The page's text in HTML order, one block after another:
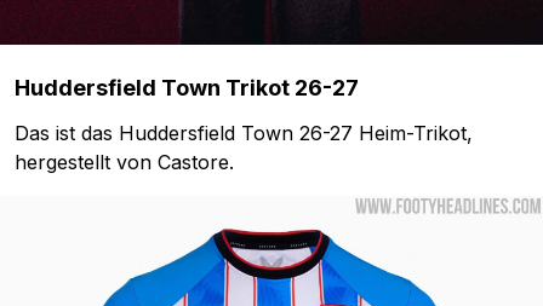
Huddersfield Town Trikot 26-27
Das ist das Huddersfield Town 26-27 Heim-Trikot,
hergestellt von Castore.